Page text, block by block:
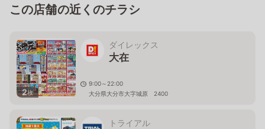
この店舗の近くのチラシ
2枚
ダイレックス
大在
9:00～22:00
大分県大分市大字城原 2400
トライアル